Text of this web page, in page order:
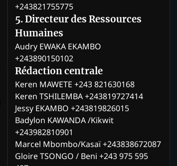
+243821755775
5. Directeur des Ressources
Humaines
Audry EWAKA EKAMBO
+243890150102
Rédaction centrale
Keren MAWETE +243 821630168
Keren TSHILEMBA +243819727414
Jessy EKAMBO +243819826015
Badylon KAWANDA /Kikwit
+243982810901
Marcel Mbombo/Kasaï +243838672087
Gloire TSONGO / Beni +243 975 595